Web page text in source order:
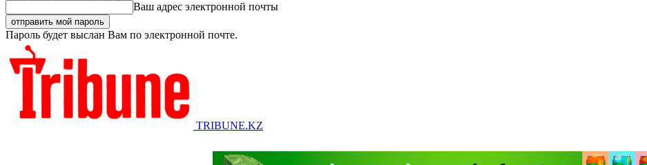
Ваш адрес электронной почты
Пароль будет выслан Вам по электронной почте.
TRIBUNE.KZ